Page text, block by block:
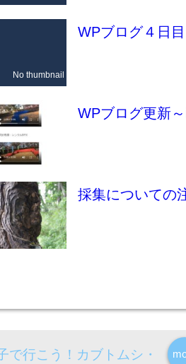
No thumbnail
WPブログ４日
WPブログ更新
採集についての
で行こう！カブトムシ・